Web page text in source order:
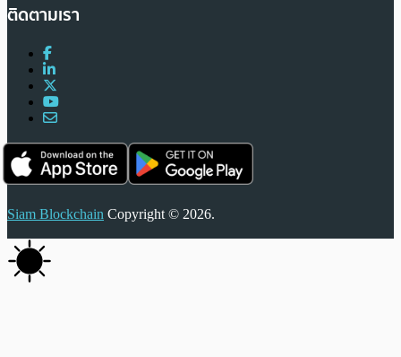
ติดตามเรา
Siam Blockchain Copyright © 2026.